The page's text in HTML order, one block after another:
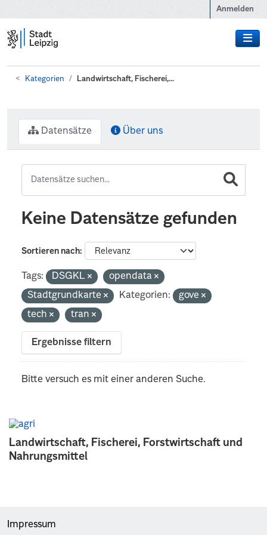
Anmelden
Kategorien Landwirtschaft, Fischerei,...
Landwirtschaft, Fischerei, Forstwirtschaft und
Nahrungsmittel
Datensätze Über uns
Keine Datensätze gefunden
Sortieren nach
Tags: DSGKL
opendata
Stadtgrundkarte
Kategorien:
gove
tech
tran
Ergebnisse filtern
Bitte versuch es mit einer anderen Suche.
Impressum